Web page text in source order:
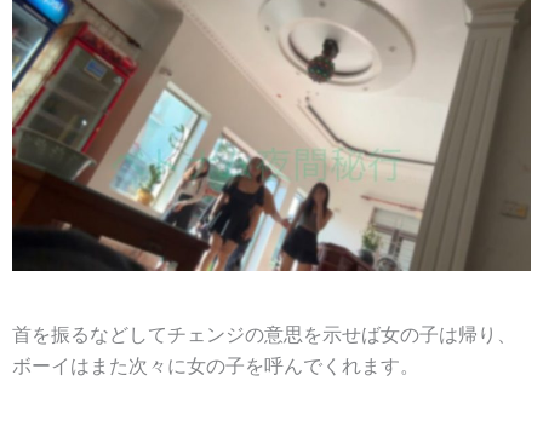
首を振るなどしてチェンジの意思を示せば女の子は帰り、
ボーイはまた次々に女の子を呼んでくれます。